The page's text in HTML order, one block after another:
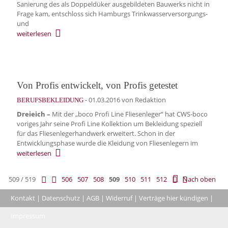
Sanierung des als Doppeldüker ausgebildeten Bauwerks nicht in
Frage kam, entschloss sich Hamburgs Trinkwasserversorgungs-
und
weiterlesen
Von Profis entwickelt, von Profis getestet
BERUFSBEKLEIDUNG-01.03.2016von Redaktion
Dreieich – Mit der „boco Profi Line Fliesenleger“ hat CWS-boco
voriges Jahr seine Profi Line Kollektion um Bekleidung speziell
für das Fliesenlegerhandwerk erweitert. Schon in der
Entwicklungsphase wurde die Kleidung von Fliesenlegern im
weiterlesen
509 / 519 506 507 508 509 510 511 512 Nach oben
Kontakt | Datenschutz | AGB | Widerruf| Verträge hier kündigen |